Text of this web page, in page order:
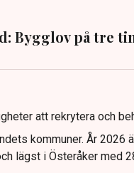
Bygglov på tre
att rekrytera och
kommuner. År 2026
lägst i Österåker med